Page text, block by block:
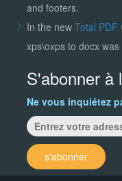
and footers.
In the new Total PDF
xps\oxps to docx
S'abonner à
Ne vous inquiétez
s'abonner